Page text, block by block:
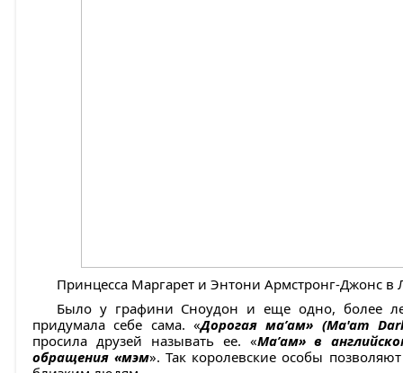
Принцесса Маргарет и Энтони Армстронг-Джонс в
Было у графини Сноудон и еще одно, более
придумала себе сама. «Дорогая ма’ам» (Ma'am
просила друзей называть ее. «Ма’ам» в
обращения «мэм». Так королевские особы